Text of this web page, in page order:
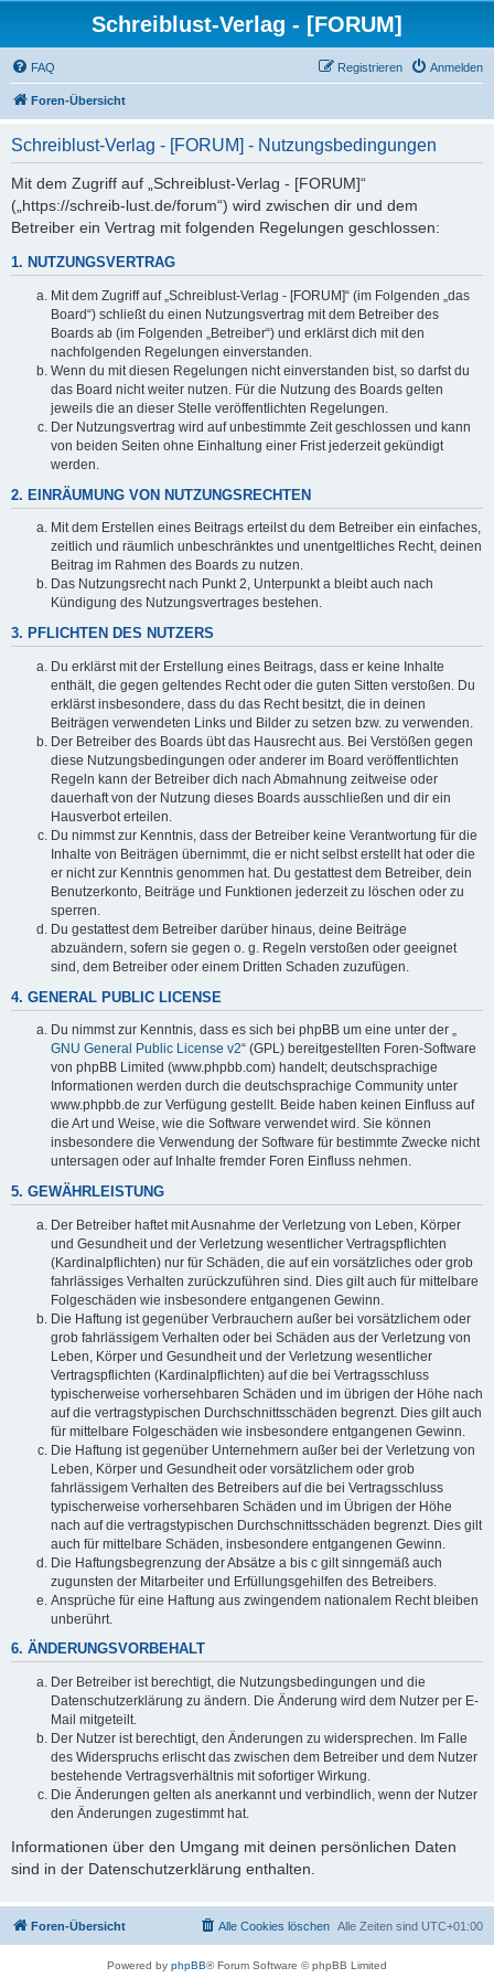
Schreiblust-Verlag - [FORUM]
FAQ Anmelden
Registrieren
Foren-Übersicht
Schreiblust-Verlag - [FORUM] - Nutzungsbedingungen
Mit dem Zugriff auf „Schreiblust-Verlag - [FORUM]“
(„https://schreib-lust.de/forum“) wird zwischen dir und dem
Betreiber ein Vertrag mit folgenden Regelungen geschlossen:
1. NUTZUNGSVERTRAG
Mit dem Zugriff auf „Schreiblust-Verlag - [FORUM]“ (im Folgenden „das
Board“) schließt du einen Nutzungsvertrag mit dem Betreiber des
Boards ab (im Folgenden „Betreiber“) und erklärst dich mit den
nachfolgenden Regelungen einverstanden.
Wenn du mit diesen Regelungen nicht einverstanden bist, so darfst du
das Board nicht weiter nutzen. Für die Nutzung des Boards gelten
jeweils die an dieser Stelle veröffentlichten Regelungen.
Der Nutzungsvertrag wird auf unbestimmte Zeit geschlossen und kann
von beiden Seiten ohne Einhaltung einer Frist jederzeit gekündigt
werden.
2. EINRÄUMUNG VON NUTZUNGSRECHTEN
Mit dem Erstellen eines Beitrags erteilst du dem Betreiber ein einfaches,
zeitlich und räumlich unbeschränktes und unentgeltliches Recht, deinen
Beitrag im Rahmen des Boards zu nutzen.
Das Nutzungsrecht nach Punkt 2, Unterpunkt a bleibt auch nach
Kündigung des Nutzungsvertrages bestehen.
3. PFLICHTEN DES NUTZERS
Du erklärst mit der Erstellung eines Beitrags, dass er keine Inhalte
enthält, die gegen geltendes Recht oder die guten Sitten verstoßen. Du
erklärst insbesondere, dass du das Recht besitzt, die in deinen
Beiträgen verwendeten Links und Bilder zu setzen bzw. zu verwenden.
Der Betreiber des Boards übt das Hausrecht aus. Bei Verstößen gegen
diese Nutzungsbedingungen oder anderer im Board veröffentlichten
Regeln kann der Betreiber dich nach Abmahnung zeitweise oder
dauerhaft von der Nutzung dieses Boards ausschließen und dir ein
Hausverbot erteilen.
Du nimmst zur Kenntnis, dass der Betreiber keine Verantwortung für die
Inhalte von Beiträgen übernimmt, die er nicht selbst erstellt hat oder die
er nicht zur Kenntnis genommen hat. Du gestattest dem Betreiber, dein
Benutzerkonto, Beiträge und Funktionen jederzeit zu löschen oder zu
sperren.
Du gestattest dem Betreiber darüber hinaus, deine Beiträge
abzuändern, sofern sie gegen o. g. Regeln verstoßen oder geeignet
sind, dem Betreiber oder einem Dritten Schaden zuzufügen.
4. GENERAL PUBLIC LICENSE
Du nimmst zur Kenntnis, dass es sich bei phpBB um eine unter der „
GNU General Public License v2“ (GPL) bereitgestellten Foren-Software
von phpBB Limited (www.phpbb.com) handelt; deutschsprachige
Informationen werden durch die deutschsprachige Community unter
www.phpbb.de zur Verfügung gestellt. Beide haben keinen Einfluss auf
die Art und Weise, wie die Software verwendet wird. Sie können
insbesondere die Verwendung der Software für bestimmte Zwecke nicht
untersagen oder auf Inhalte fremder Foren Einfluss nehmen.
5. GEWÄHRLEISTUNG
Der Betreiber haftet mit Ausnahme der Verletzung von Leben, Körper
und Gesundheit und der Verletzung wesentlicher Vertragspflichten
(Kardinalpflichten) nur für Schäden, die auf ein vorsätzliches oder grob
fahrlässiges Verhalten zurückzuführen sind. Dies gilt auch für mittelbare
Folgeschäden wie insbesondere entgangenen Gewinn.
Die Haftung ist gegenüber Verbrauchern außer bei vorsätzlichem oder
grob fahrlässigem Verhalten oder bei Schäden aus der Verletzung von
Leben, Körper und Gesundheit und der Verletzung wesentlicher
Vertragspflichten (Kardinalpflichten) auf die bei Vertragsschluss
typischerweise vorhersehbaren Schäden und im übrigen der Höhe nach
auf die vertragstypischen Durchschnittsschäden begrenzt. Dies gilt auch
für mittelbare Folgeschäden wie insbesondere entgangenen Gewinn.
Die Haftung ist gegenüber Unternehmern außer bei der Verletzung von
Leben, Körper und Gesundheit oder vorsätzlichem oder grob
fahrlässigem Verhalten des Betreibers auf die bei Vertragsschluss
typischerweise vorhersehbaren Schäden und im Übrigen der Höhe
nach auf die vertragstypischen Durchschnittsschäden begrenzt. Dies gilt
auch für mittelbare Schäden, insbesondere entgangenen Gewinn.
Die Haftungsbegrenzung der Absätze a bis c gilt sinngemäß auch
zugunsten der Mitarbeiter und Erfüllungsgehilfen des Betreibers.
Ansprüche für eine Haftung aus zwingendem nationalem Recht bleiben
unberührt.
6. ÄNDERUNGSVORBEHALT
Der Betreiber ist berechtigt, die Nutzungsbedingungen und die
Datenschutzerklärung zu ändern. Die Änderung wird dem Nutzer per E-
Mail mitgeteilt.
Der Nutzer ist berechtigt, den Änderungen zu widersprechen. Im Falle
des Widerspruchs erlischt das zwischen dem Betreiber und dem Nutzer
bestehende Vertragsverhältnis mit sofortiger Wirkung.
Die Änderungen gelten als anerkannt und verbindlich, wenn der Nutzer
den Änderungen zugestimmt hat.
Informationen über den Umgang mit deinen persönlichen Daten
sind in der Datenschutzerklärung enthalten.
Foren-Übersicht Alle Zeiten sind UTC+01:00
Alle Cookies löschen
Powered by phpBB® Forum Software © phpBB Limited